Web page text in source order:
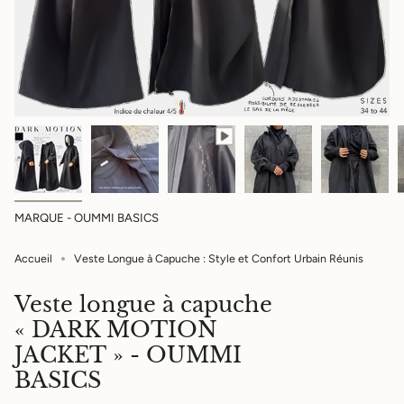
MARQUE - OUMMI BASICS
Accueil Veste Longue à Capuche : Style et Confort Urbain Réunis
Veste longue à capuche
« DARK MOTION
JACKET » - OUMMI
BASICS